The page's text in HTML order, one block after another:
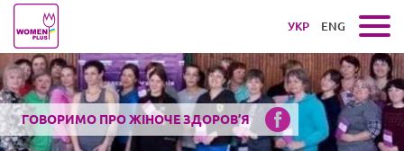
ГОВОРИМО ПРО ЖІНОЧЕ ЗДОРОВ’Я
УКР ENG